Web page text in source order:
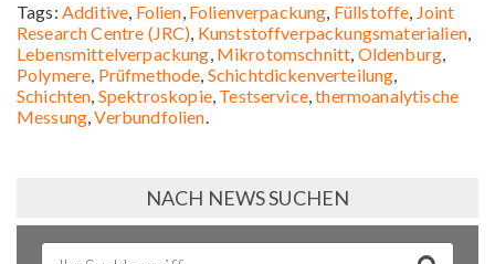
Tags: Additive, Folien, Folienverpackung, Füllstoffe, Joint
Research Centre (JRC), Kunststoffverpackungsmaterialien,
Lebensmittelverpackung, Mikrotomschnitt, Oldenburg,
Polymere, Prüfmethode, Schichtdickenverteilung,
Schichten, Spektroskopie, Testservice,thermoanalytische
Messung,Verbundfolien.
NACH NEWS SUCHEN